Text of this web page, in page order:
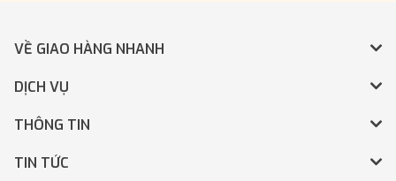
VỀ GIAO HÀNG NHANH
DỊCH VỤ
THÔNG TIN
TIN TỨC